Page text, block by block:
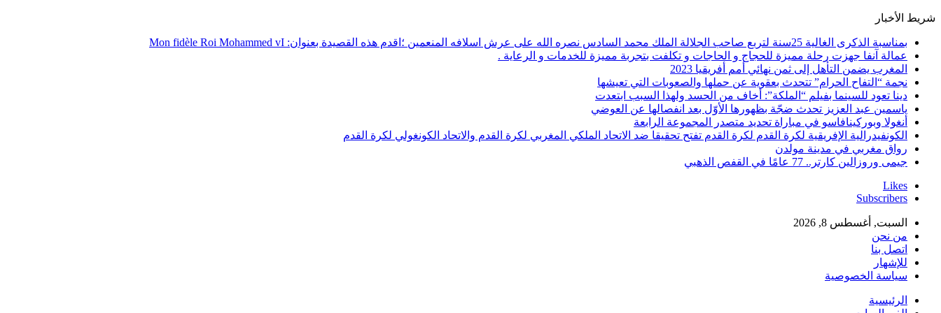
شريط الأخبار
بمناسبة الذكرى الغالية 25سنة لتربع صاحب الجلالة الملك محمد السادس نصره الله على عرش اسلافه المنعمين ؛اقدم هذه القصيدة بعنوان: Mon fidèle Roi Mohammed vI
عمالة آنفا جهزت رحلة مميزة للحجاج و الحاجات و تكلفت بتجربة مميزة للخدمات و الرعاية .
المغرب يضمن التأهل إلى ثمن نهائي أمم أفريقيا 2023
نجمة “التفاح الحرام” تتحدث بعقوية عن حملها والصعوبات التي تعيشها
دينا تعود للسينما بفيلم “الملكة”: أخاف من الحسد ولهذا السبب ابتعدت
ياسمين عبد العزيز تحدث ضجّة بظهورها الأوّل بعد انفصالها عن العوضي
أنغولا وبوركينافاسو في مباراة تحديد متصدر المجموعة الرابعة
الكونفيدرالية الإفريقية لكرة القدم لكرة القدم تفتح تحقيقا ضد الاتحاد الملكي المغربي لكرة القدم والاتحاد الكونغولي لكرة القدم
رواق مغربي في مدينة مولدن
جيمى وروزالين كارتر.. 77 عامًا في القفص الذهبي
Likes
Subscribers
السبت, أغسطس 8, 2026
من نحن
اتصل بنا
للإشهار
سياسة الخصوصية
الرئيسية